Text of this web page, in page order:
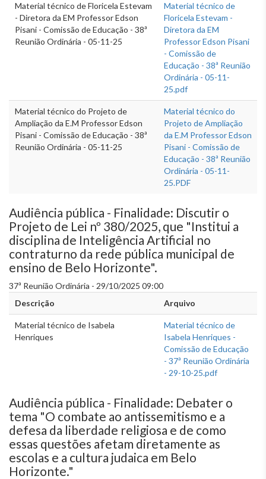
Material técnico de Floricela Estevam
- Diretora da EM Professor Edson
Pisani - Comissão de Educação - 38ª
Reunião Ordinária - 05-11-25
Material técnico de
Floricela Estevam -
Diretora da EM
Professor Edson Pisani
- Comissão de
Educação - 38ª Reunião
Ordinária - 05-11-
25.pdf
Material técnico do Projeto de
Ampliação da E.M Professor Edson
Pisani - Comissão de Educação - 38ª
Reunião Ordinária - 05-11-25
Material técnico do
Projeto de Ampliação
da E.M Professor Edson
Pisani - Comissão de
Educação - 38ª Reunião
Ordinária - 05-11-
25.PDF
Audiência pública - Finalidade: Discutir o
Projeto de Lei nº 380/2025, que "Institui a
disciplina de Inteligência Artificial no
contraturno da rede pública municipal de
ensino de Belo Horizonte".
37ª Reunião Ordinária - 29/10/2025 09:00
Descrição
Arquivo
Material técnico de Isabela
Henriques
Material técnico de
Isabela Henriques -
Comissão de Educação
- 37ª Reunião Ordinária
- 29-10-25.pdf
Audiência pública - Finalidade: Debater o
tema "O combate ao antissemitismo e a
defesa da liberdade religiosa e de como
essas questões afetam diretamente as
escolas e a cultura judaica em Belo
Horizonte."